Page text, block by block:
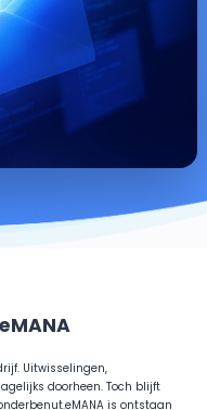
Uitwisselingen,
doorheen. Toch blijft
eMANA is ontstaan